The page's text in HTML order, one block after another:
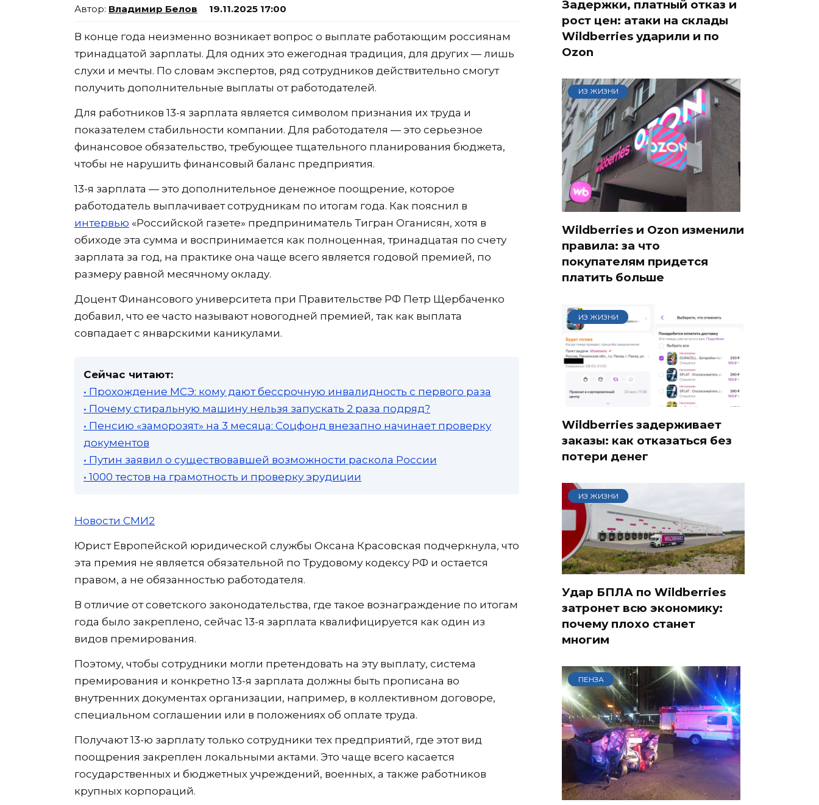
Владимир Белов 19.11.2025 17:00
В конце года неизменно возникает вопрос о выплате работающим россиянам
тринадцатой зарплаты. Для одних это ежегодная традиция, для других — лишь
слухи и мечты. По словам экспертов, ряд сотрудников действительно смогут
получить дополнительные выплаты от работодателей.
Для работников 13-я зарплата является символом признания их труда и
показателем стабильности компании. Для работодателя — это серьезное
финансовое обязательство, требующее тщательного планирования бюджета,
чтобы не нарушить финансовый баланс предприятия.
13-я зарплата — это дополнительное денежное поощрение, которое
работодатель выплачивает сотрудникам по итогам года. Как пояснил в
интервью «Российской газете» предприниматель Тигран Оганисян, хотя в
обиходе эта сумма и воспринимается как полноценная, тринадцатая по счету
зарплата за год, на практике она чаще всего является годовой премией, по
размеру равной месячному окладу.
Доцент Финансового университета при Правительстве РФ Петр Щербаченко
добавил, что ее часто называют новогодней премией, так как выплата
совпадает с январскими каникулами.
Сейчас читают:
• Прохождение МСЭ: кому дают бессрочную инвалидность с первого раза
• Почему стиральную машину нельзя запускать 2 раза подряд?
• Пенсию «заморозят» на 3 месяца: Соцфонд внезапно начинает проверку
документов
• Путин заявил о существовавшей возможности раскола России
• 1000 тестов на грамотность и проверку эрудиции
Новости СМИ2
Юрист Европейской юридической службы Оксана Красовская подчеркнула, что
эта премия не является обязательной по Трудовому кодексу РФ и остается
правом, а не обязанностью работодателя.
В отличие от советского законодательства, где такое вознаграждение по итогам
года было закреплено, сейчас 13-я зарплата квалифицируется как один из
видов премирования.
Поэтому, чтобы сотрудники могли претендовать на эту выплату, система
премирования и конкретно 13-я зарплата должны быть прописана во
внутренних документах организации, например, в коллективном договоре,
специальном соглашении или в положениях об оплате труда.
Получают 13-ю зарплату только сотрудники тех предприятий, где этот вид
поощрения закреплен локальными актами. Это чаще всего касается
государственных и бюджетных учреждений, военных, а также работников
крупных корпораций.
Задержки, платный отказ и
рост цен: атаки на склады
Wildberries ударили и по
Ozon
ИЗ ЖИЗНИ
Wildberries и Ozon изменили
правила: за что
покупателям придется
платить больше
ИЗ ЖИЗНИ
Wildberries задерживает
заказы: как отказаться без
потери денег
ИЗ ЖИЗНИ
Удар БПЛА по Wildberries
затронет всю экономику:
почему плохо станет
многим
ПЕНЗА